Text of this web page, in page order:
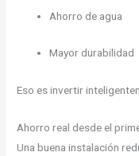
Ahorro de agua
Mayor durabilidad
Eso es invertir
Ahorro real desde el
Una buena instalación